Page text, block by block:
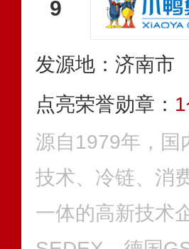
9
发源地：济南市
点亮荣誉勋章：
源自1979年，国
技术、冷链、消
一体的高新技术